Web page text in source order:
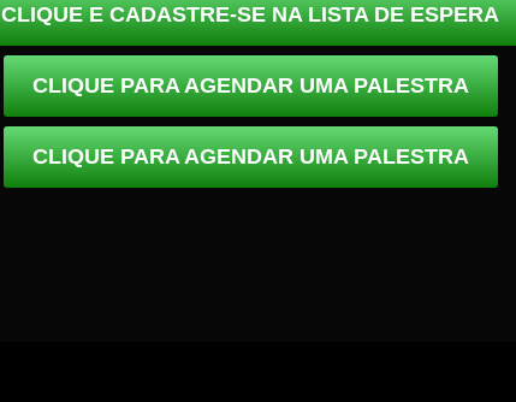
CLIQUE E CADASTRE-SE NA LISTA DE ESPERA
CLIQUE PARA AGENDAR UMA PALESTRA
CLIQUE PARA AGENDAR UMA PALESTRA